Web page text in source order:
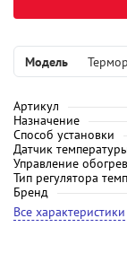
Модель
Артикул
Назначение
Способ установки
Датчик
Управление
Тип регулятора
Бренд
Все характеристики